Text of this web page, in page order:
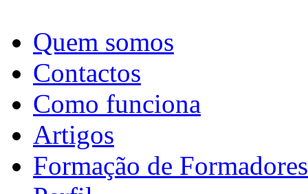
Quem somos
Contactos
Como funciona
Artigos
Formação de Formadores